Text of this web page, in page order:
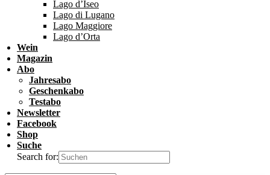
Lago d’Iseo
Lago di Lugano
Lago Maggiore
Lago d’Orta
Wein
Magazin
Abo
Jahresabo
Geschenkabo
Testabo
Newsletter
Facebook
Shop
Suche
Search for: